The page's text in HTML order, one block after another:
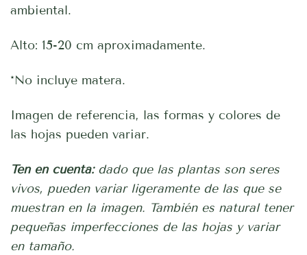
ambiental.
Alto: 15-20 cm aproximadamente.
*No incluye matera.
Imagen de referencia, las formas y colores de
las hojas pueden variar.
Ten en cuenta:dado que las plantas son seres
vivos, pueden variar ligeramente de las que se
muestran en la imagen. También es natural tener
pequeñas imperfecciones de las hojas y variar
en tamaño.